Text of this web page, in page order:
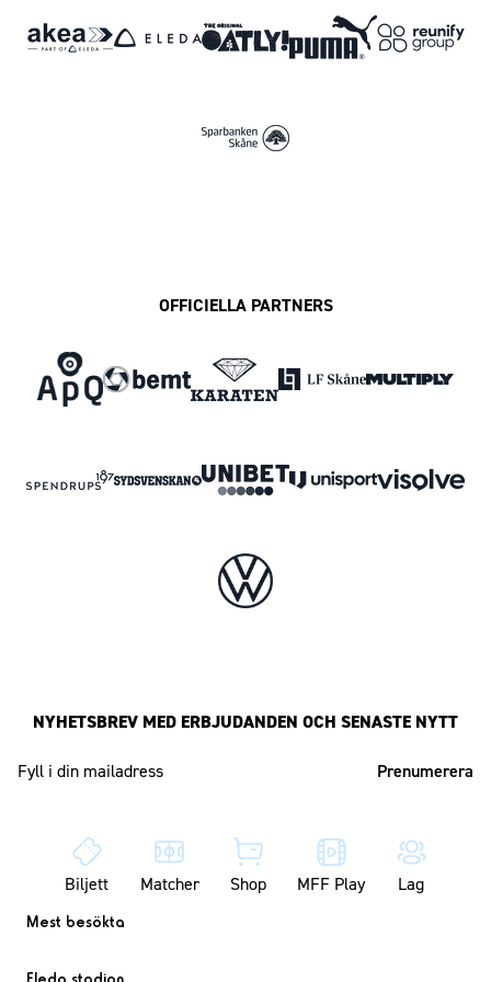
OFFICIELLA PARTNERS
NYHETSBREV MED ERBJUDANDEN OCH SENASTE NYTT
Biljett Matcher Shop MFF Play Lag
Mest besökta